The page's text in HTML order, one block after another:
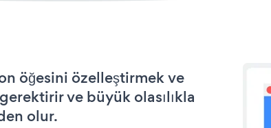
öğesini özelleştirmek ve
ve büyük olasılıkla
olur.